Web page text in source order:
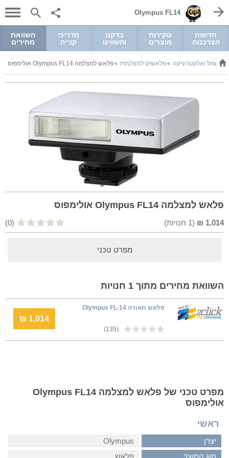
Olympus FL14
חדשות
הצרכנות
סקירות
מוצרים
בדקנו
והשווינו
מדריכי
קנייה
השוואת
מחירים
> חשמל ואלקטרוניקה >פלאשים למצלמות >פלאש למצלמה Olympus FL14 אולימפוס
פלאש למצלמה Olympus FL14 אולימפוס
1,014
₪
(
1 חנויות) (0)
מפרט טכני
השוואת מחירים מתוך 1 חנויות
פלאש תאורה Olympus FL-14
(135)
1,014 ₪
מפרט טכני של פלאש למצלמה Olympus FL14
אולימפוס
ראשי
יצרן
Olympus
סוג המוצר
פלאש